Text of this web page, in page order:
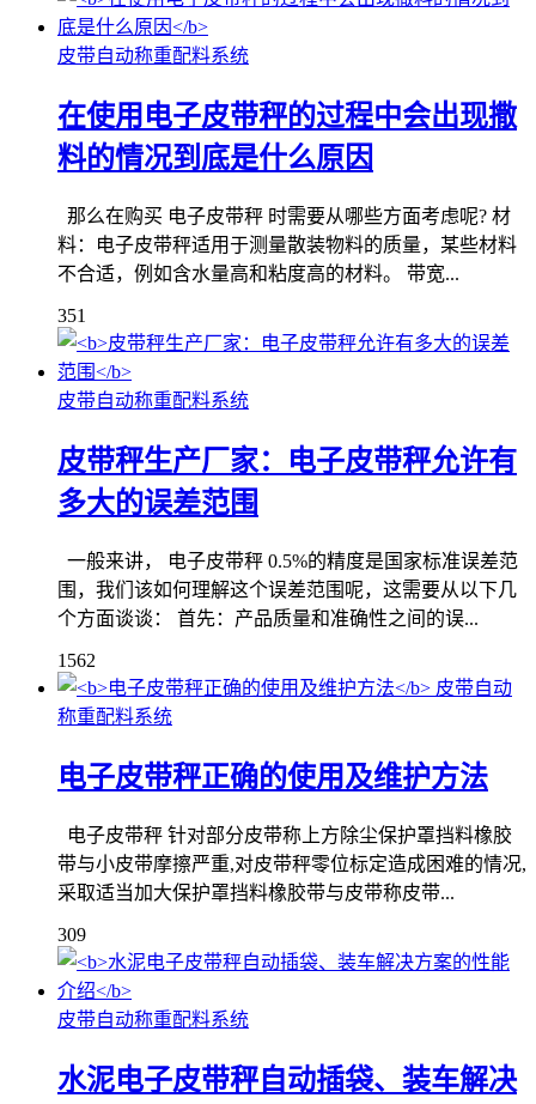
皮带自动称重配料系统
在使用电子皮带秤的过程中会出现撒
料的情况到底是什么原因
那么在购买 电子皮带秤 时需要从哪些方面考虑呢? 材
料：电子皮带秤适用于测量散装物料的质量，某些材料
不合适，例如含水量高和粘度高的材料。 带宽...
351
皮带自动称重配料系统
皮带秤生产厂家：电子皮带秤允许有
多大的误差范围
一般来讲， 电子皮带秤 0.5%的精度是国家标准误差范
围，我们该如何理解这个误差范围呢，这需要从以下几
个方面谈谈： 首先：产品质量和准确性之间的误...
1562
皮带自动
称重配料系统
电子皮带秤正确的使用及维护方法
电子皮带秤 针对部分皮带称上方除尘保护罩挡料橡胶
带与小皮带摩擦严重,对皮带秤零位标定造成困难的情况,
采取适当加大保护罩挡料橡胶带与皮带称皮带...
309
皮带自动称重配料系统
水泥电子皮带秤自动插袋、装车解决